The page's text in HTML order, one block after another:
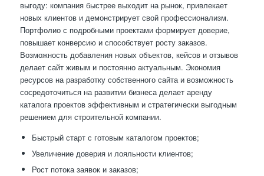
выгоду: компания быстрее выходит на рынок, привлекает
новых клиентов и демонстрирует свой профессионализм.
Портфолио с подробными проектами формирует доверие,
повышает конверсию и способствует росту заказов.
Возможность добавления новых объектов, кейсов и отзывов
делает сайт живым и постоянно актуальным. Экономия
ресурсов на разработку собственного сайта и возможность
сосредоточиться на развитии бизнеса делает аренду
каталога проектов эффективным и стратегически выгодным
решением для строительной компании.
Быстрый старт с готовым каталогом проектов;
Увеличение доверия и лояльности клиентов;
Рост потока заявок и заказов;